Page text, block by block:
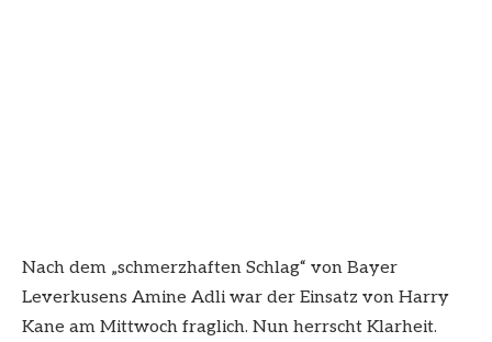
Nach dem „schmerzhaften Schlag“ von Bayer
Leverkusens Amine Adli war der Einsatz von Harry
Kane am Mittwoch fraglich. Nun herrscht Klarheit.